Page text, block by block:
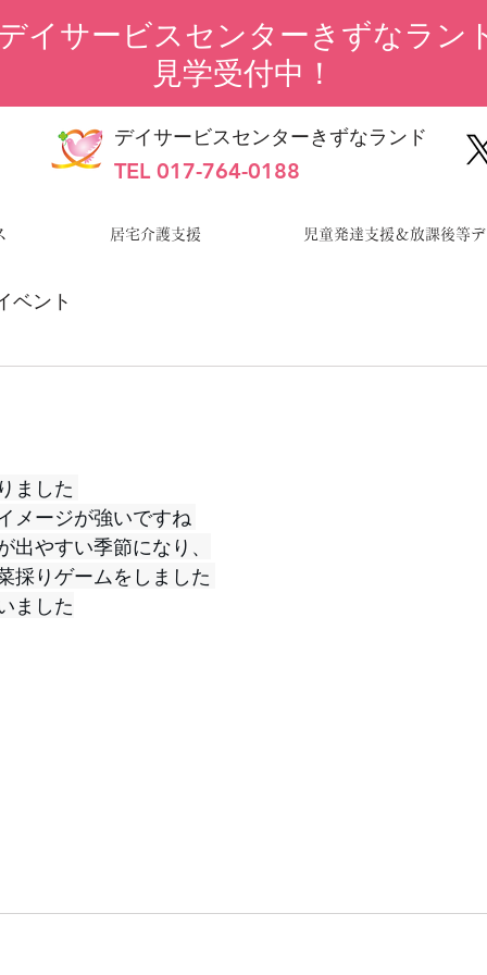
イサービスセンターきずなラン
見学受付中！
デイサービスセンターきずなランド
TEL 017-764-0188
居宅介護支援 児童発達支援＆放課後等
ベント
ました
メージが強いですね
やすい季節になり、
採りゲームをしました
ました